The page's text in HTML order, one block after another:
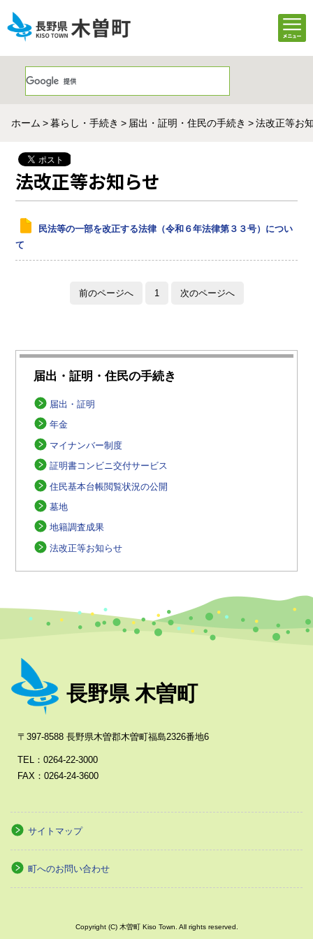
ホーム 暮らし・手続き 届出・証明・住民の手続き 法改正等お
届出・証明・住民の手続き
届出・証明
年金
マイナンバー制度
証明書コンビニ交付サービス
住民基本台帳閲覧状況の公開
墓地
地籍調査成果
法改正等お知らせ
法改正等お知らせ
民法等の一部を改正する法律（令和６年法律第３３号）につい
て
前のページへ 1 次のページへ
長野県 木曽町
〒397-8588 長野県木曽郡木曽町福島2326番地6
TEL：0264-22-3000
FAX：0264-24-3600
サイトマップ
町へのお問い合わせ
Copyright (C) 木曽町 Kiso Town. All rights reserved.